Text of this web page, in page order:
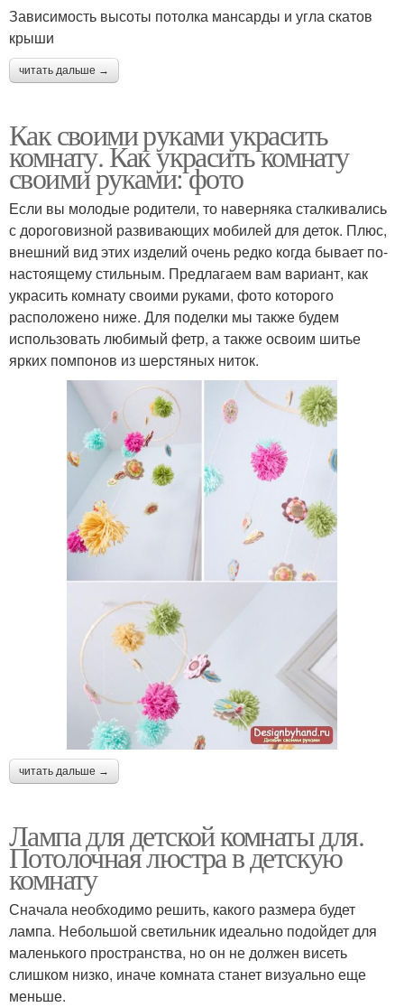
Зависимость высоты потолка мансарды и угла скатов
крыши
читать дальше →
Как своими руками украсить
комнату. Как украсить комнату
своими руками: фото
Если вы молодые родители, то наверняка сталкивались
с дороговизной развивающих мобилей для деток. Плюс,
внешний вид этих изделий очень редко когда бывает по-
настоящему стильным. Предлагаем вам вариант, как
украсить комнату своими руками, фото которого
расположено ниже. Для поделки мы также будем
использовать любимый фетр, а также освоим шитье
ярких помпонов из шерстяных ниток.
читать дальше →
Лампа для детской комнаты для.
Потолочная люстра в детскую
комнату
Сначала необходимо решить, какого размера будет
лампа. Небольшой светильник идеально подойдет для
маленького пространства, но он не должен висеть
слишком низко, иначе комната станет визуально еще
меньше.